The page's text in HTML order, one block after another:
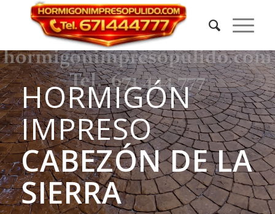
HORMIGÓN
IMPRESO
CABEZÓN DE LA
SIERRA